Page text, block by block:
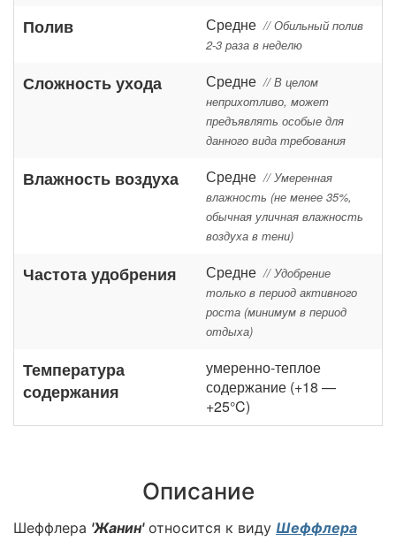
Полив Средне // Обильный полив
2-3 раза в неделю
Сложность ухода Средне // В целом
неприхотливо, может
предъявлять особые для
данного вида требования
Влажность воздуха Средне // Умеренная
влажность (не менее 35%,
обычная уличная влажность
воздуха в тени)
Частота удобрения Средне // Удобрение
только в период активного
роста (минимум в период
отдыха)
Температура
содержания
умеренно-теплое
содержание (+18 —
+25°C)
Описание
Шеффлера 'Жанин'относится к виду Шеффлера